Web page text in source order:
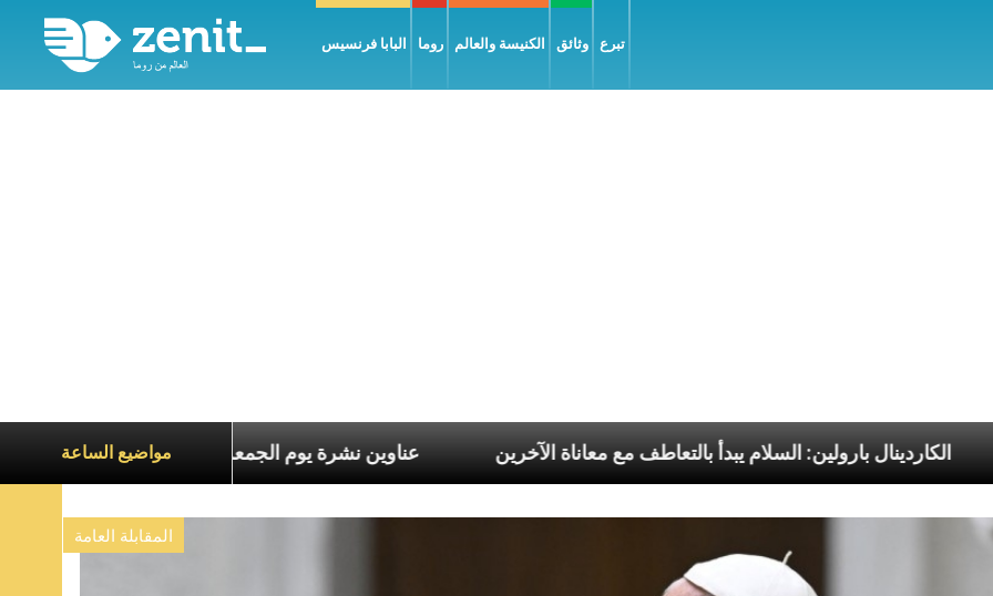
البابا فرنسيس روما الكنيسة والعالم وثائق تبرع
مواضيع الساعة
عناوين نشرة يوم الجمعة 7 آب 2026: السلام يُبنى بصبر يومًا بعد يوم الكاردينال بارولين: السلام يبدأ بالتعاطف مع معاناة الآخرين الرسوليّة
المقابلة العامة